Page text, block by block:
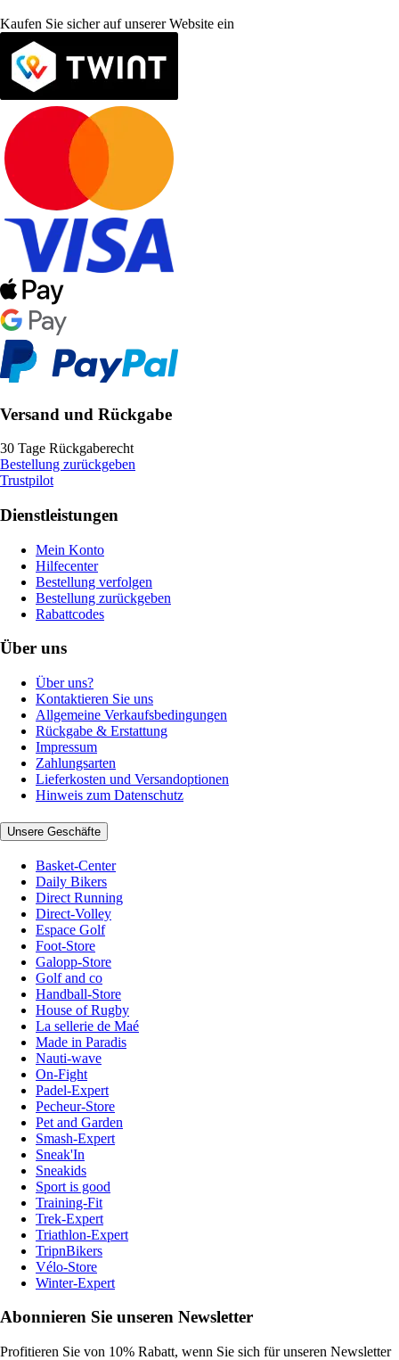
Kaufen Sie sicher auf unserer Website ein
Versand und Rückgabe
30 Tage Rückgaberecht
Bestellung zurückgeben
Trustpilot
Dienstleistungen
Mein Konto
Hilfecenter
Bestellung verfolgen
Bestellung zurückgeben
Rabattcodes
Über uns
Über uns?
Kontaktieren Sie uns
Allgemeine Verkaufsbedingungen
Rückgabe & Erstattung
Impressum
Zahlungsarten
Lieferkosten und Versandoptionen
Hinweis zum Datenschutz
Unsere Geschäfte
Basket-Center
Daily Bikers
Direct Running
Direct-Volley
Espace Golf
Foot-Store
Galopp-Store
Golf and co
Handball-Store
House of Rugby
La sellerie de Maé
Made in Paradis
Nauti-wave
On-Fight
Padel-Expert
Pecheur-Store
Pet and Garden
Smash-Expert
Sneak'In
Sneakids
Sport is good
Training-Fit
Trek-Expert
Triathlon-Expert
TripnBikers
Vélo-Store
Winter-Expert
Abonnieren Sie unseren Newsletter
Profitieren Sie von 10% Rabatt, wenn Sie sich für unseren Newsletter